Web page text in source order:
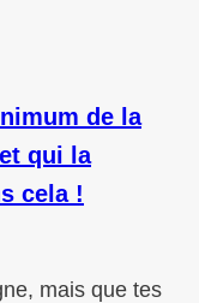
de la
qui la
cela !
mais que tes